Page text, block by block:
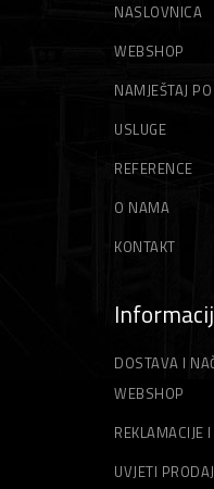
NASLOVNICA
WEBSHOP
NAMJEŠTAJ
USLUGE
REFERENCE
O NAMA
KONTAKT
DOSTAVA I
WEBSHOP
REKLAMACIJE
UVJETI